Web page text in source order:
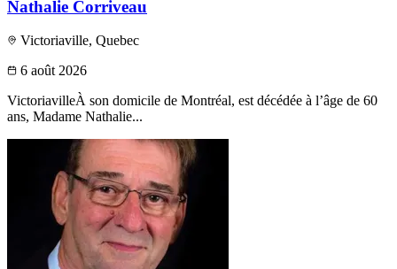
Nathalie Corriveau
Victoriaville, Quebec
6 août 2026
VictoriavilleÀ son domicile de Montréal, est décédée à l’âge de 60
ans, Madame Nathalie...